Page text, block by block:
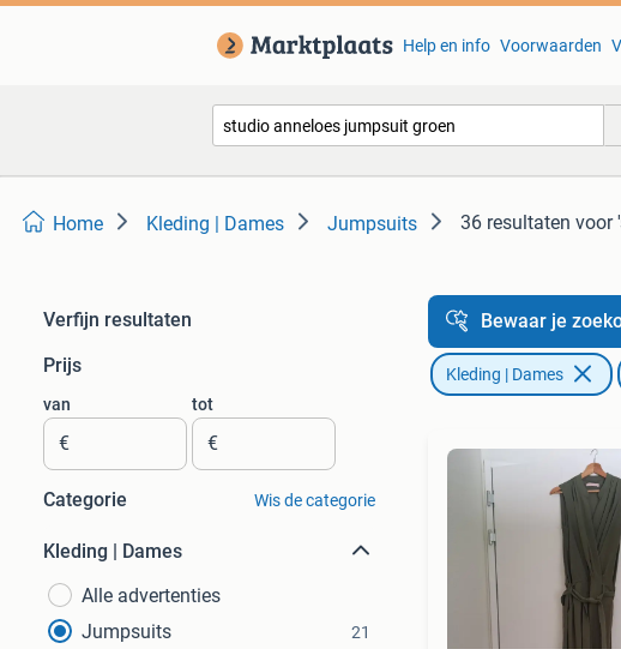
Help en info Voorwaarden
Home Kleding | Dames Jumpsuits 36 resultaten voor
Verfijn resultaten
Prijs
van
€
tot
€
Categorie Wis de categorie
Kleding | Dames
Alle advertenties
Jumpsuits
21
Bewaar je
Kleding | Dames